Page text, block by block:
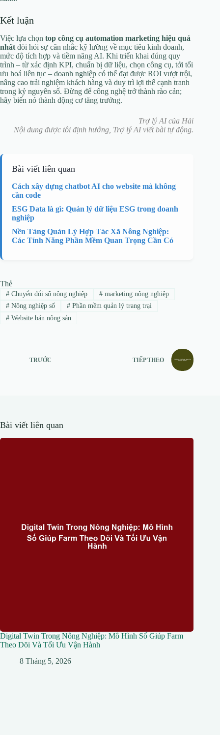
Kết luận
Việc lựa chọn top công cụ automation marketing hiệu quả
nhất đòi hỏi sự cân nhắc kỹ lưỡng về mục tiêu kinh doanh,
mức độ tích hợp và tiềm năng AI. Khi triển khai đúng quy
trình – từ xác định KPI, chuẩn bị dữ liệu, chọn công cụ, tới tối
ưu hoá liên tục – doanh nghiệp có thể đạt được ROI vượt trội,
nâng cao trải nghiệm khách hàng và duy trì lợi thế cạnh tranh
trong kỷ nguyên số. Đừng để công nghệ trở thành rào cản;
hãy biến nó thành động cơ tăng trưởng.
Trợ lý AI của Hải
Nội dung được tôi định hướng, Trợ lý AI viết bài tự động.
Bài viết liên quan
Cách xây dựng chatbot AI cho website mà không
cần code
ESG Data là gì: Quản lý dữ liệu ESG trong doanh
nghiệp
Nền Tảng Quản Lý Hợp Tác Xã Nông Nghiệp:
Các Tính Năng Phần Mềm Quan Trọng Cần Có
Thẻ
#Chuyển đổi số nông nghiệp #marketing nông nghiệp
#Nông nghiệp số #Phần mềm quản lý trang trại
#Website bán nông sản
TRƯỚC TIẾP THEO
Bài viết liên quan
Digital Twin Trong Nông Nghiệp: Mô Hình Số Giúp Farm
Theo Dõi Và Tối Ưu Vận Hành
8 Tháng 5, 2026